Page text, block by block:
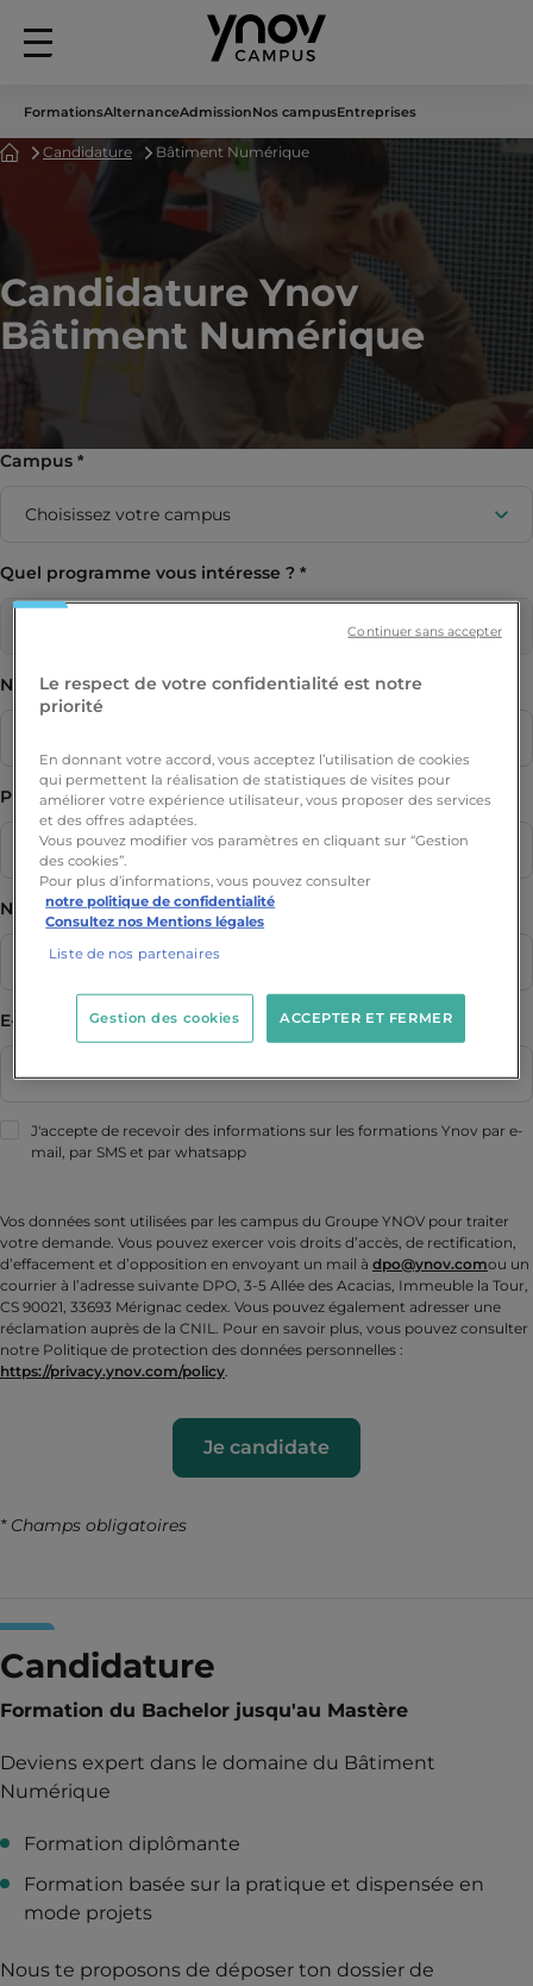
Menu
FormationsAlternanceAdmissionNos campusEntreprises
AccueilCandidature Bâtiment Numérique
Candidature Ynov
Bâtiment Numérique
Candidature
Formation du Bachelor jusqu'au Mastère
Deviens expert dans le domaine du Bâtiment
Numérique
Formation diplômante
Formation basée sur la pratique et dispensée en
mode projets
Nous te proposons de déposer ton dossier de
Campus
Quel programme vous intéresse ?
Nom
Prénom
Numéro de téléphone
E-mail
J'accepte de recevoir des informations sur les formations Ynov par e-
mail, par SMS et par whatsapp
Vos données sont utilisées par les campus du Groupe YNOV pour traiter
votre demande. Vous pouvez exercer vois droits d’accès, de rectification,
d’effacement et d’opposition en envoyant un mail à dpo@ynov.comou un
courrier à l’adresse suivante DPO, 3-5 Allée des Acacias, Immeuble la Tour,
CS 90021, 33693 Mérignac cedex. Vous pouvez également adresser une
réclamation auprès de la CNIL. Pour en savoir plus, vous pouvez consulter
notre Politique de protection des données personnelles :
https://privacy.ynov.com/policy.
Je candidate
* Champs obligatoires
Le respect de votre confidentialité est notre
priorité
En donnant votre accord, vous acceptez l’utilisation de cookies
qui permettent la réalisation de statistiques de visites pour
améliorer votre expérience utilisateur, vous proposer des services
et des offres adaptées.
Vous pouvez modifier vos paramètres en cliquant sur “Gestion
des cookies”.
Pour plus d’informations, vous pouvez consulter
notre politique de confidentialité
Consultez nos Mentions légales
Liste de nos partenaires
ACCEPTER ET FERMER
Gestion des cookies
Continuer sans accepter